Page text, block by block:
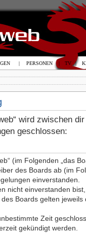
wird zwischen
geschlossen:
(im Folgenden „das
des Boards ab (im
einverstanden.
nicht einverstanden
Boards gelten jeweils
Zeit
gekündigt werden.
| PERSONEN | TV |